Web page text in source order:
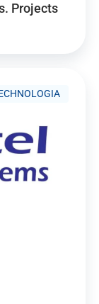
Projects